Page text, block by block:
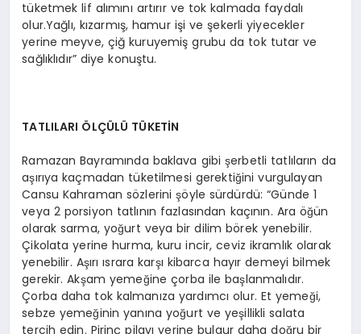
tüketmek lif alımını artırır ve tok kalmada faydalı
olur.Yağlı, kızarmış, hamur işi ve şekerli yiyecekler
yerine meyve, çiğ kuruyemiş grubu da tok tutar ve
sağlıklıdır” diye konuştu.
TATLILARI ÖLÇÜLÜ TÜKETİN
Ramazan Bayramında baklava gibi şerbetli tatlıların da
aşırıya kaçmadan tüketilmesi gerektiğini vurgulayan
Cansu Kahraman sözlerini şöyle sürdürdü: “Günde 1
veya 2 porsiyon tatlının fazlasından kaçının. Ara öğün
olarak sarma, yoğurt veya bir dilim börek yenebilir.
Çikolata yerine hurma, kuru incir, ceviz ikramlık olarak
yenebilir. Aşırı ısrara karşı kibarca hayır demeyi bilmek
gerekir. Akşam yemeğine çorba ile başlanmalıdır.
Çorba daha tok kalmanıza yardımcı olur. Et yemeği,
sebze yemeğinin yanına yoğurt ve yeşillikli salata
tercih edin. Pirinç pilavı yerine bulgur daha doğru bir